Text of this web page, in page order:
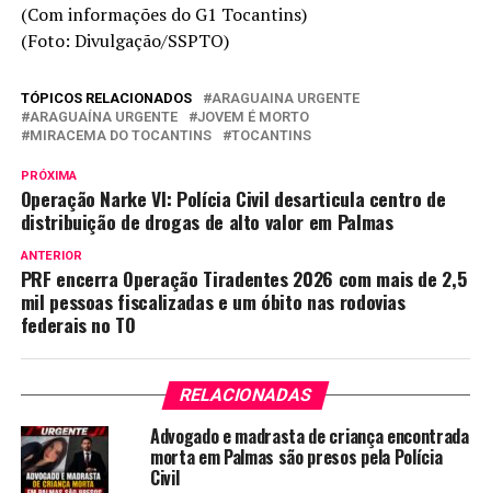
(Com informações do G1 Tocantins)
(Foto: Divulgação/SSPTO)
TÓPICOS RELACIONADOS
ARAGUAINA URGENTE
ARAGUAÍNA URGENTE
JOVEM É MORTO
MIRACEMA DO TOCANTINS
TOCANTINS
PRÓXIMA
Operação Narke VI: Polícia Civil desarticula centro de
distribuição de drogas de alto valor em Palmas
ANTERIOR
PRF encerra Operação Tiradentes 2026 com mais de 2,5
mil pessoas fiscalizadas e um óbito nas rodovias
federais no TO
RELACIONADAS
Advogado e madrasta de criança encontrada
morta em Palmas são presos pela Polícia
Civil